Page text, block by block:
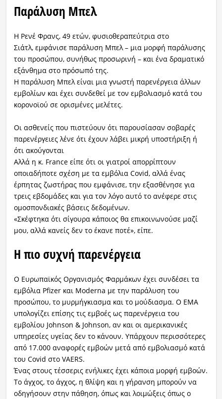
Παράλυση Μπελ
Η Ρενέ Φρανς, 49 ετών, φυσιοθεραπεύτρια στο
Σιάτλ, εμφάνισε παράλυση Μπελ – μια μορφή παράλυσης
του προσώπου, συνήθως προσωρινή – και ένα δραματικό
εξάνθημα στο πρόσωπό της.
Η παράλυση Μπελ είναι μια γνωστή παρενέργεια άλλων
εμβολίων και έχει συνδεθεί με τον εμβολιασμό κατά του
κορονοϊού σε ορισμένες μελέτες.
Οι ασθενείς που πιστεύουν ότι παρουσίασαν σοβαρές
παρενέργειες λένε ότι έχουν λάβει μικρή υποστήριξη ή
ότι ακούγονται
Αλλά η κ. France είπε ότι οι γιατροί απορρίπτουν
οποιαδήποτε σχέση με τα εμβόλια Covid, αλλά ένας
έρπητας ζωστήρας που εμφάνισε, την εξασθένησε για
τρεις εβδομάδες και για τον λόγο αυτό το ανέφερε στις
ομοσπονδιακές βάσεις δεδομένων.
«Σκέφτηκα ότι σίγουρα κάποιος θα επικοινωνούσε μαζί
μου, αλλά κανείς δεν το έκανε ποτέ», είπε.
Η πιο συχνή παρενέργεια
Ο Ευρωπαϊκός Οργανισμός Φαρμάκων έχει συνδέσει τα
εμβόλια Pfizer και Moderna με την παράλυση του
προσώπου, το μυρμήγκιασμα και το μούδιασμα. Ο EMA
υπολογίζει επίσης τις εμβοές ως παρενέργεια του
εμβολίου Johnson & Johnson, αν και οι αμερικανικές
υπηρεσίες υγείας δεν το κάνουν. Υπάρχουν περισσότερες
από 17.000 αναφορές εμβοών μετά από εμβολιασμό κατά
του Covid στο VAERS.
Ένας στους τέσσερις ενήλικες έχει κάποια μορφή εμβοών.
Το άγχος, το άγχος, η θλίψη και η γήρανση μπορούν να
οδηγήσουν στην πάθηση, όπως και λοιμώξεις όπως ο